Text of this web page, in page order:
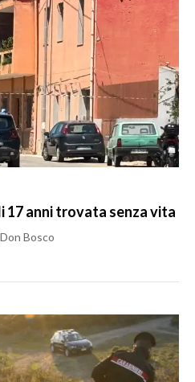
17 anni trovata senza vita
Bosco